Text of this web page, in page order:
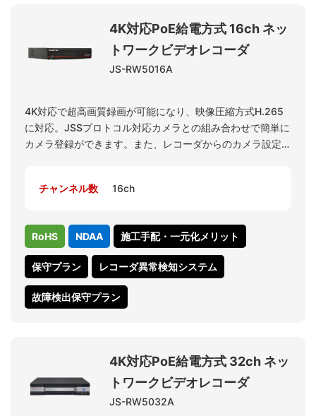
4K対応PoE給電方式 16ch ネッ
トワークビデオレコーダ
JS-RW5016A
4K対応で超高画質録画が可能になり、映像圧縮方式H.265
に対応。JSSプロトコル対応カメラとの組み合わせで簡単に
カメラ登録ができます。また、レコーダからのカメラ設定や
になりました。
チャンネル数 16ch
RoHS NDAA 施工手配・一元化メリット
保守プラン レコーダ異常検知システム
故障検出保守プラン
4K対応PoE給電方式 32ch ネッ
トワークビデオレコーダ
JS-RW5032A